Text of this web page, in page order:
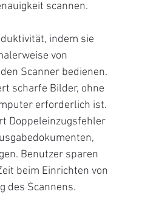
scannen.
indem sie
von
Scanner bedienen.
scharfe Bilder, ohne
erforderlich ist.
Doppeleinzugsfehler
Benutzer sparen
beim Einrichten von
des Scannens.